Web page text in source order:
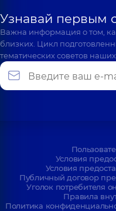
Узнавай первым
Важна информация о том,
близких. Цикл
тематических советов
Условия
Условия
Публичный договор
Уголок потребителя
Правила
Политика